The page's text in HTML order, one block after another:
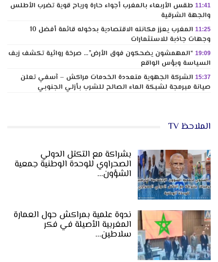
11:41 طقس الأربعاء بالمغرب أجواء حارة ورياح قوية تضرب الأطلس
والجهة الشرقية
11:25
المغرب يعزز مكانته الاقتصادية بدخوله قائمة أفضل 10
وجهات جاذبة للاستثمارات
19:09 “المهمشون يضحكون فوق الأرض”… صرخة روائية تكشف زيف
السياسة وبؤس الواقع
15:37 الشركة الجهوية متعددة الخدمات مراكش – آسفي تعلن
صيانة مبرمجة لشبكة الماء الصالح للشرب بأزلي الجنوبي
الملاحظ TV
بشراكة مع التكتل الدولي
الصحراوي للوحدة الوطنية جمعية
الشؤون…
ندوة علمية بمراكش حول العمارة
المغربية الأصيلة في فكر
سلاطين…